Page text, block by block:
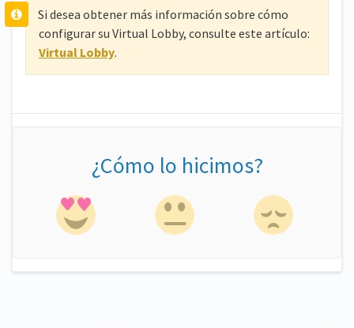
Si desea obtener más información sobre cómo
configurar su Virtual Lobby, consulte este artículo:
Virtual Lobby.
¿Cómo lo hicimos?